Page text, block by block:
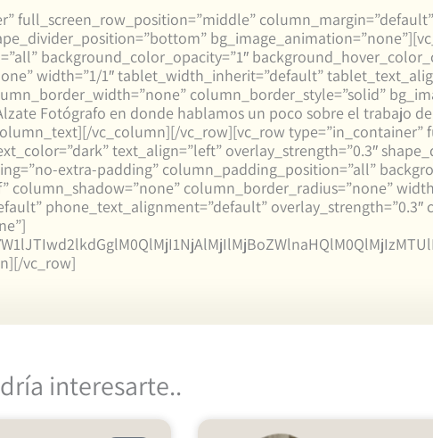
full_screen_row_position=”middle”
background_color_opacity=”1″
width=”1/1″ tablet_width_inherit=”default”
column_border_style=”solid”
Fotógrafo en donde hablamos un poco sobre el trabajo
vc_column][/vc_row][vc_row
text_align=”left” overlay_strength=”0.3″
extra-padding” column_padding_position=”all”
column_shadow=”none” column_border_radius=”none”
phone_text_alignment=”default”
vc_row]
interesarte..